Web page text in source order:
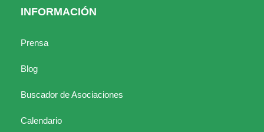
INFORMACIÓN
Prensa
Blog
Buscador de Asociaciones
Calendario